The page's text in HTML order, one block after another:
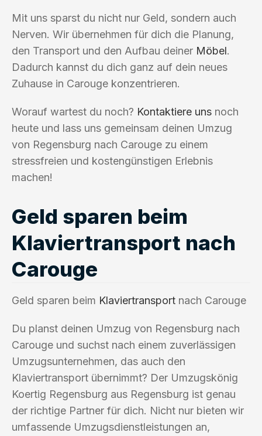
Mit uns sparst du nicht nur Geld, sondern auch
Nerven. Wir übernehmen für dich die Planung,
den Transport und den Aufbau deiner Möbel.
Dadurch kannst du dich ganz auf dein neues
Zuhause in Carouge konzentrieren.
Worauf wartest du noch? Kontaktiere uns noch
heute und lass uns gemeinsam deinen Umzug
von Regensburg nach Carouge zu einem
stressfreien und kostengünstigen Erlebnis
machen!
Geld sparen beim
Klaviertransport nach
Carouge
Geld sparen beim Klaviertransport nach Carouge
Du planst deinen Umzug von Regensburg nach
Carouge und suchst nach einem zuverlässigen
Umzugsunternehmen, das auch den
Klaviertransport übernimmt? Der Umzugskönig
Koertig Regensburg aus Regensburg ist genau
der richtige Partner für dich. Nicht nur bieten wir
umfassende Umzugsdienstleistungen an,